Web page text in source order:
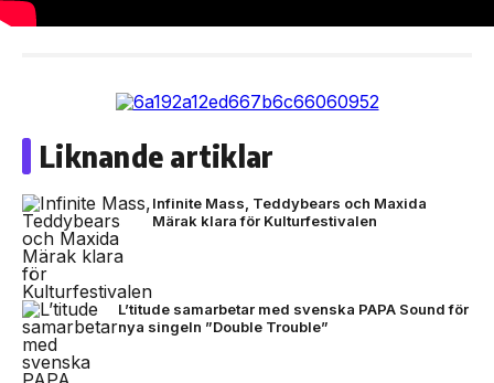
Liknande artiklar
Infinite Mass, Teddybears och Maxida
Märak klara för Kulturfestivalen
L’titude samarbetar med svenska PAPA Sound för
nya singeln ”Double Trouble”